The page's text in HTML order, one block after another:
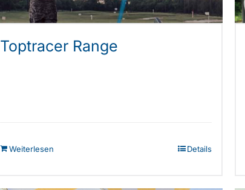
Toptracer Range
Weiterlesen Details